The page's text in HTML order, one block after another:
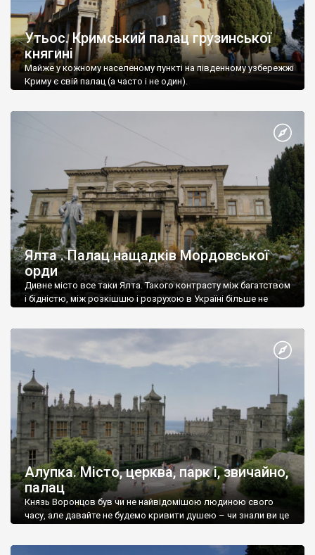
Утьос. Кримський палац грузинської
княгині
Майже у кожному населеному пункті на південному узбережжі
Криму є свій палац (а часто і не один).
Ялта . Палац нащадків Мордовської
орди
Дивне місто все таки Ялта. Такого контрасту між багатством
і бідністю, між розкішшю і розрухою в Україні більше не
Алупка. Місто, церква, парк і, звичайно,
палац
Князь Воронцов був чи не найвідомішою людиною свого
часу, але давайте не будемо кривити душею – чи знали ви це